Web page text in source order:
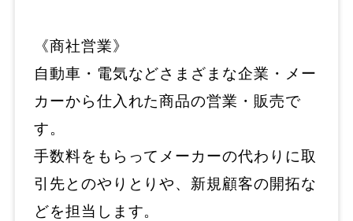
《商社営業》
自動車・電気などさまざまな企業・メー
カーから仕入れた商品の営業・販売で
す。
手数料をもらってメーカーの代わりに取
引先とのやりとりや、新規顧客の開拓な
どを担当します。